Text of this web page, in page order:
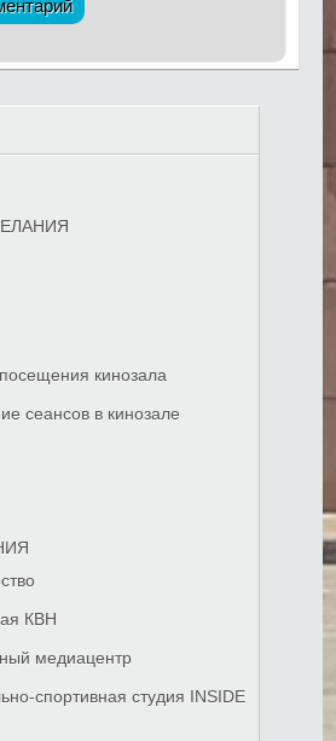
кинозала
сеансов в кинозале
КВН
медиацентр
спортивная студия INSIDE